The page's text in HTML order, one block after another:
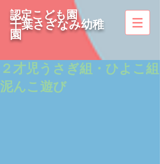
認定こども園
千葉さざなみ幼稚
園
２才児うさぎ組・ひよこ組
泥んこ遊び